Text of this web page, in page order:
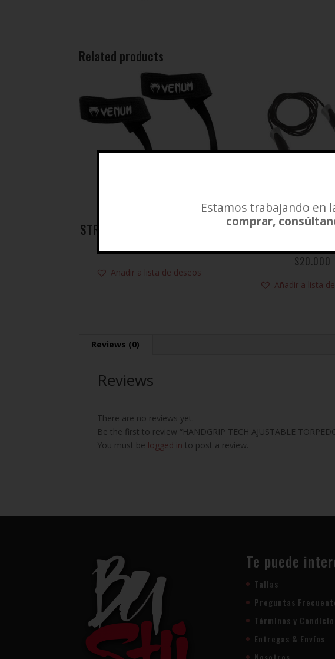
Related products
STRAPS HIPERLIFT VENUM
$12.000
Añadir a lista de deseos
CUERDA
$20.000
Añadir a lista
Reviews (0)
Reviews
There are no reviews yet.
Be the first to review “HANDGRIP TECH AJUSTABLE
You must be logged in to post a review.
Te puede
Tallas
Preguntas
Términos y
Entregas & Envíos
Estamos trabajando en
comprar,